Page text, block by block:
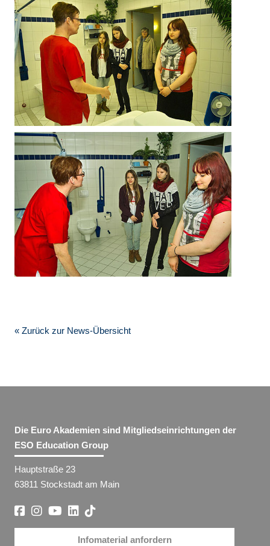
« Zurück zur News-Übersicht
Die Euro Akademien sind Mitgliedseinrichtungen der
ESO Education Group
Hauptstraße 23
63811 Stockstadt am Main
Infomaterial anfordern